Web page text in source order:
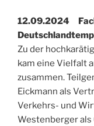
12.09.2024
Zu der
kam eine Vielfalt
zusammen.
Eickmann als
Verkehrs- und
Westenberger